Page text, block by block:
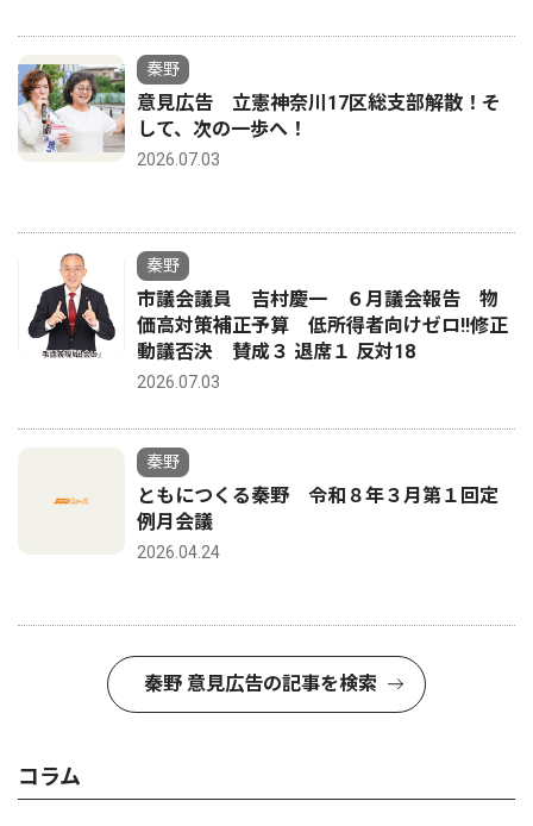
秦野
意見広告 立憲神奈川17区総支部解散！そ
して、次の一歩へ！
2026.07.03
秦野
市議会議員 吉村慶一 ６月議会報告 物
価高対策補正予算 低所得者向けゼロ!!修正
動議否決 賛成３ 退席１ 反対18
2026.07.03
秦野
ともにつくる秦野 令和８年３月第１回定
例月会議
2026.04.24
秦野 意見広告の記事を検索
コラム